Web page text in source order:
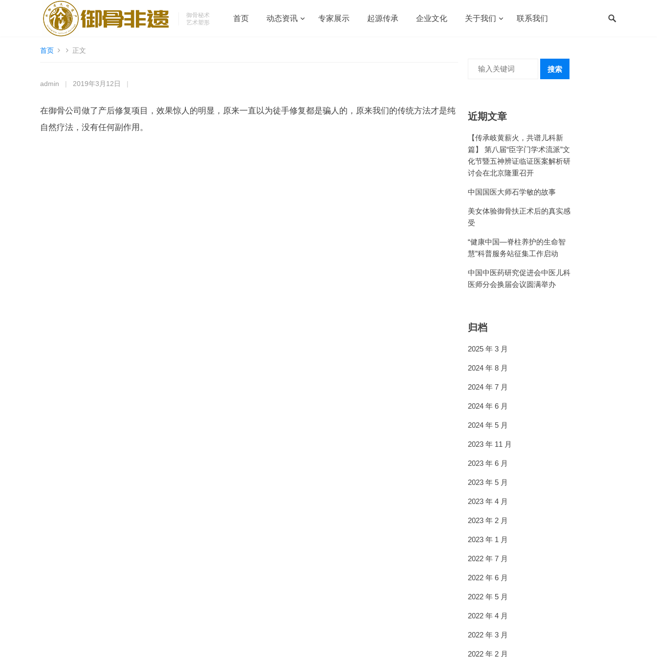
御骨秘术
艺术塑形
首页 动态资讯 专家展示 起源传承 企业文化 关于我们 联系我们
首页 正文
admin 2019年3月12日
在御骨公司做了产后修复项目，效果惊人的明显，原来一直以为徒手修复都是骗人的，原来我们的传统方法才是纯
自然疗法，没有任何副作用。
搜索
近期文章
【传承岐黄薪火，共谱儿科新
篇】 第八届“臣字门学术流派”文
化节暨五神辨证临证医案解析研
讨会在北京隆重召开
中国国医大师石学敏的故事
美女体验御骨扶正术后的真实感
受
“健康中国—脊柱养护的生命智
慧”科普服务站征集工作启动
中国中医药研究促进会中医儿科
医师分会换届会议圆满举办
归档
2025 年 3 月
2024 年 8 月
2024 年 7 月
2024 年 6 月
2024 年 5 月
2023 年 11 月
2023 年 6 月
2023 年 5 月
2023 年 4 月
2023 年 2 月
2023 年 1 月
2022 年 7 月
2022 年 6 月
2022 年 5 月
2022 年 4 月
2022 年 3 月
2022 年 2 月